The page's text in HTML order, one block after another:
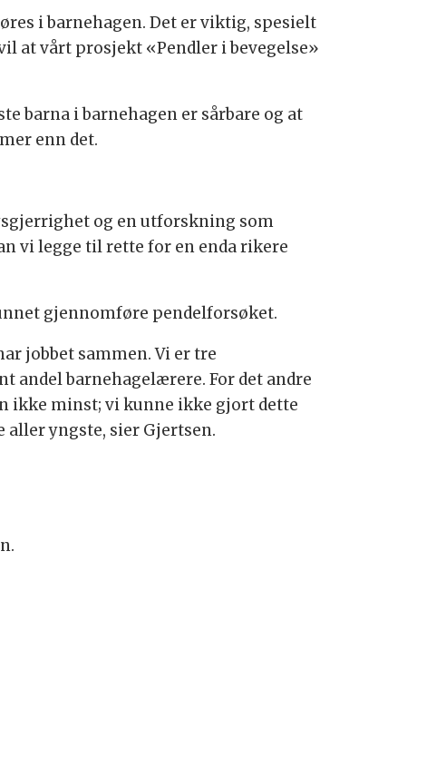
i barnehagen. Det er viktig, spesielt
at vårt prosjekt «Pendler i bevegelse»
barna i barnehagen er sårbare og at
enn det.
og en utforskning som
vi legge til rette for en enda rikere
gjennomføre pendelforsøket.
jobbet sammen. Vi er tre
andel barnehagelærere. For det andre
ikke minst; vi kunne ikke gjort dette
aller yngste, sier Gjertsen.